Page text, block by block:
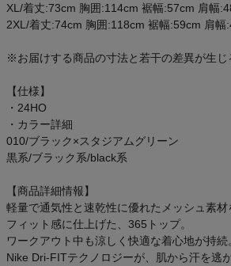
XL/着丈:73cm 胸囲:114cm 裾幅:57cm 肩幅
2XL/着丈:74cm 胸囲:118cm 裾幅:59cm 肩幅
※お届けする商品の寸法と若干の差異が生じ
【仕様】
・24HO
・カラー詳細
010/ブラック×スタジアムグリーン
黒系/ブラック系/black系
【商品詳細情報】
軽量で通気性と速乾性に優れたメッシュ素材
フィット感に仕上げた、365トップ。
ワークアウト中も涼しく快適な着心地が持続
Nike Dri-FITテクノロジーが、肌から汗を逃